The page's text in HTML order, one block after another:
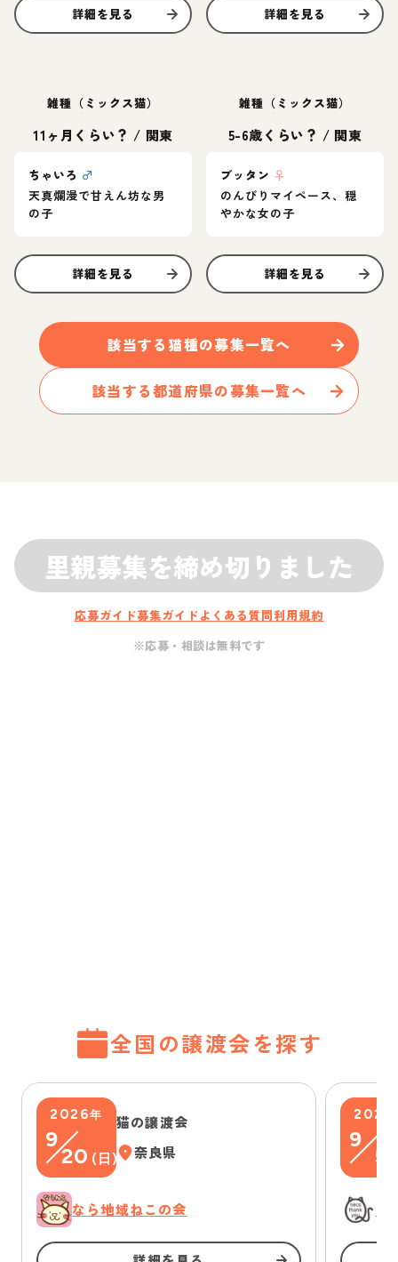
詳細を見る 詳細を見る
雑種（ミックス猫）
11ヶ月くらい？ / 関東
ちゃいろ ♂
天真爛漫で甘えん坊な男
の子
詳細を見る
雑種（ミックス猫）
5-6歳くらい？ / 関東
ブッタン ♀
のんびりマイペース、穏
やかな女の子
詳細を見る
該当する 猫種の募集一覧へ
該当する都道府県の募集一覧へ
里親募集を締め切りました
応募ガイド募集ガイド よくある質問利用規約
※応募・相談は無料です
全国の譲渡会を探す
2026年
9
20 ( 日)
猫の譲渡会
奈良県
なら地域ねこの会
2026
9
5